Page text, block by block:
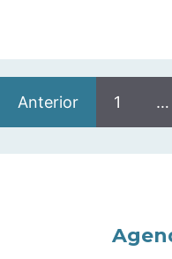
Anterior 1 …